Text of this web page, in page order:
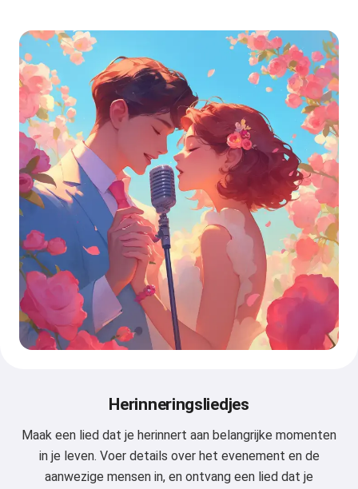
Herinneringsliedjes
Maak een lied dat je herinnert aan belangrijke momenten
in je leven. Voer details over het evenement en de
aanwezige mensen in, en ontvang een lied dat je